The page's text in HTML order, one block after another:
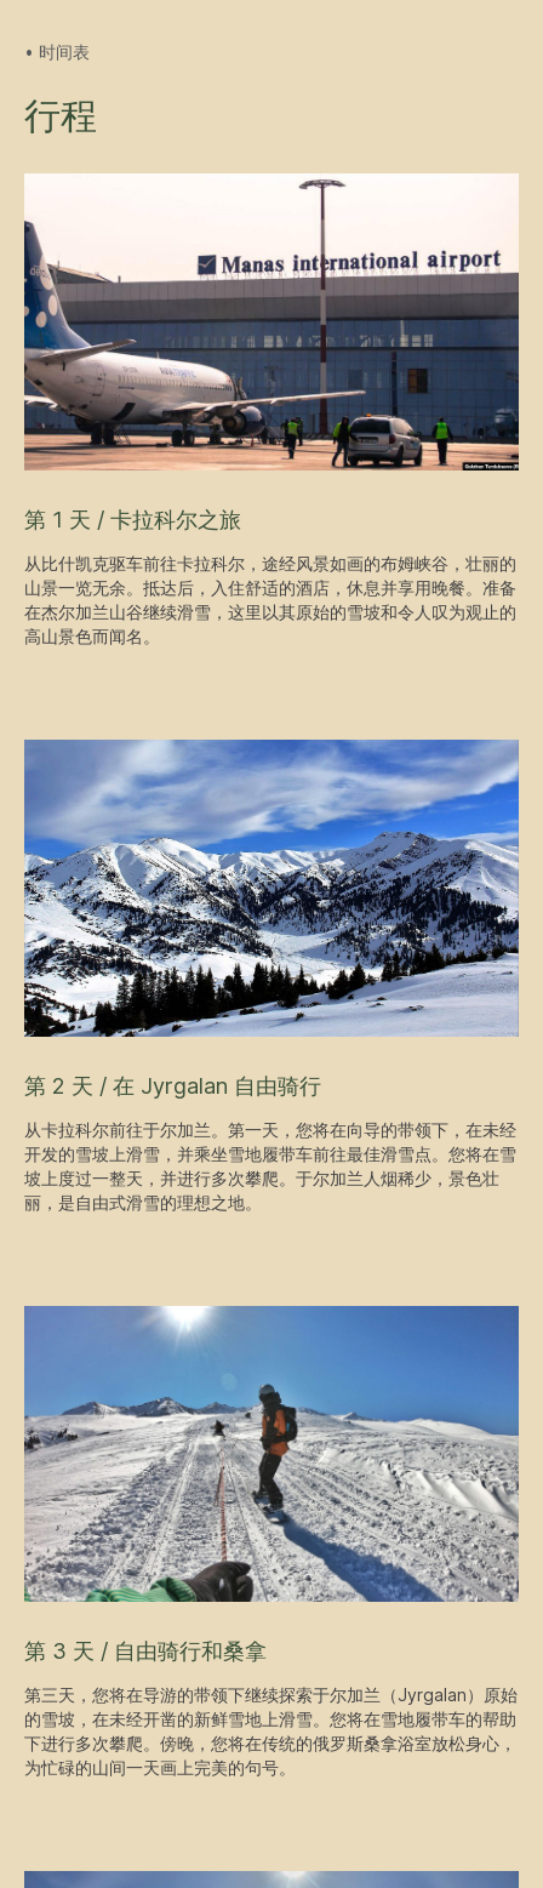
• 时间表
行程
第 1 天 / 卡拉科尔之旅
从比什凯克驱车前往卡拉科尔，途经风​​景如画的布姆峡谷，壮丽的
山景一览无余。抵达后，入住舒适的酒店，休息并享用晚餐。准备
在杰尔加兰山谷继续滑雪，这里以其原始的雪坡和令人叹为观止的
高山景色而闻名。
第 2 天 / 在 Jyrgalan 自由骑行
从卡拉科尔前往于尔加兰。第一天，您将在向导的带领下，在未经
开发的雪坡上滑雪，并乘坐雪地履带车前往最佳滑雪点。您将在雪
坡上度过一整天，并进行多次攀爬。于尔加兰人烟稀少，景色壮
丽，是自由式滑雪的理想之地。
第 3 天 / 自由骑行和桑拿
第三天，您将在导游的带领下继续探索于尔加兰（Jyrgalan）原始
的雪坡，在未经开凿的新鲜雪地上滑雪。您将在雪地履带车的帮助
下进行多次攀爬。傍晚，您将在传统的俄罗斯桑拿浴室放松身心，
为忙碌的山间一天画上完美的句号。